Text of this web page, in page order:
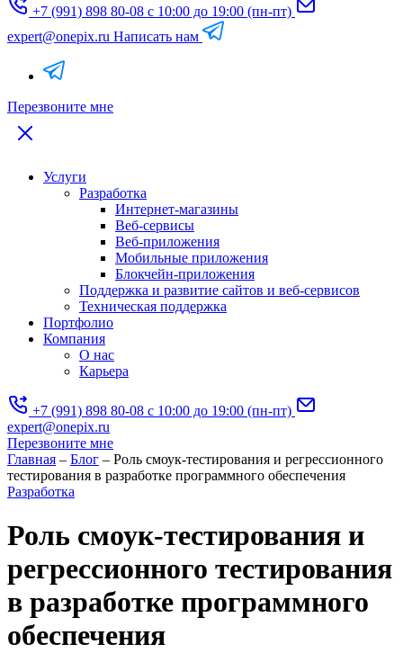
+7 (991) 898 80-08 с 10:00 до 19:00 (пн-пт)
expert@onepix.ru Написать нам
Перезвоните мне
Услуги
Разработка
Интернет-магазины
Веб-сервисы
Веб-приложения
Мобильные приложения
Блокчейн-приложения
Поддержка и развитие сайтов и веб-сервисов
Техническая поддержка
Портфолио
Компания
О нас
Карьера
+7 (991) 898 80-08 с 10:00 до 19:00 (пн-пт)
expert@onepix.ru
Перезвоните мне
Главная – Блог – Роль смоук-тестирования и регрессионного
тестирования в разработке программного обеспечения
Разработка
Роль смоук-тестирования и
регрессионного тестирования
в разработке программного
обеспечения